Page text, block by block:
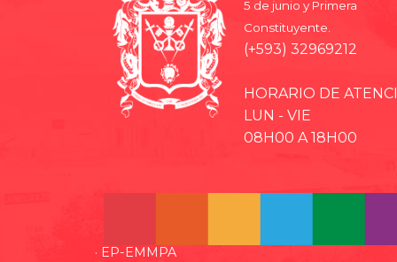
5 de junio y Primera
Constituyente.
(+593) 32969212
HORARIO DE
LUN - VIE
08H00 A 18H00
· EP-EMMPA